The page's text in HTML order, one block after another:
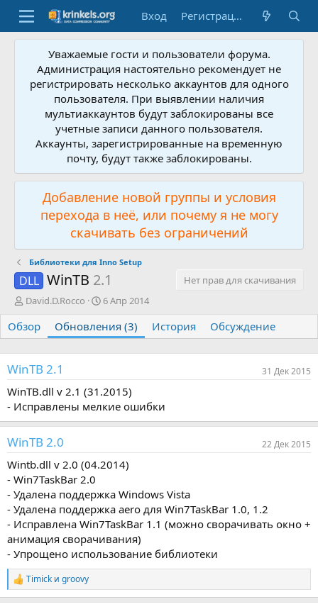
Вход Регистрация
Уважаемые гости и пользователи форума.
Администрация настоятельно рекомендует не
регистрировать несколько аккаунтов для одного
пользователя. При выявлении наличия
мультиаккаунтов будут заблокированы все
учетные записи данного пользователя.
Аккаунты, зарегистрированные на временную
почту, будут также заблокированы.
Добавление новой группы и условия
перехода в неё, или почему я не могу
скачивать без ограничений
Библиотеки для Inno Setup
DLL WinTB 2.1
Нет прав для скачивания
А
т
о
р
David.D.Rocco
Д
т
а
с
з
д
а
и
6 Апр 2014
Обзор Обновления (3) История Обсуждение
WinTB 2.1 31 Дек 2015
WinTB.dll v 2.1 (31.2015)
- Исправлены мелкие ошибки
WinTB 2.0 22 Дек 2015
Wintb.dll v 2.0 (04.2014)
- Win7TaskBar 2.0
- Удалена поддержка Windows Vista
- Удалена поддержка aero для Win7TaskBar 1.0, 1.2
- Исправлена Win7TaskBar 1.1 (можно сворачивать окно +
анимация сворачивания)
- Упрощено использование библиотеки
Р
е
а
Timick и groovy